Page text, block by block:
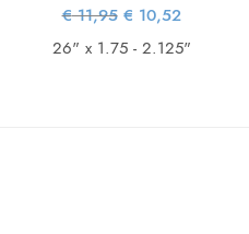
€11,95 Oorspronkelijke
prijs was:
€ 11,95.
€ 10,52
€ 10,52.
26" x 1.75 - 2.125"